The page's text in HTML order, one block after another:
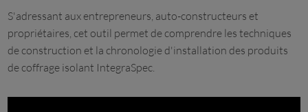
S'adressant aux entrepreneurs, auto-constructeurs et
propriétaires, cet outil permet de comprendre les techniques
de construction et la chronologie d'installation des produits
de coffrage isolant IntegraSpec.